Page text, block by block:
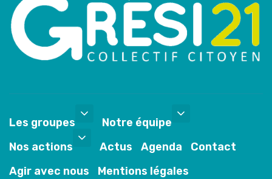
Les groupes
Notre équipe
Nos actions
Actus Agenda
Contact
Agir avec nous
Mentions légales